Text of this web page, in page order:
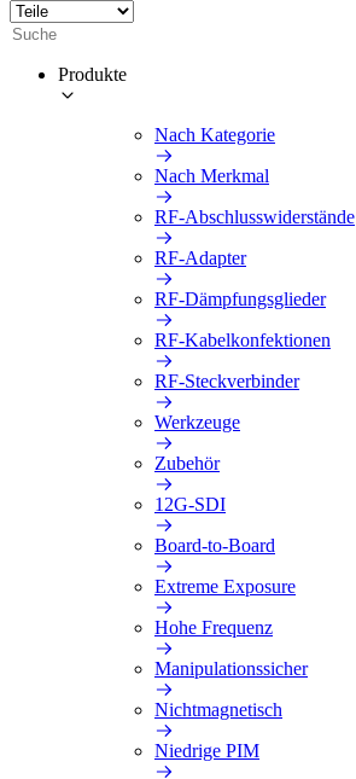
Produkte
Nach Kategorie
Nach Merkmal
RF-Abschlusswiderstände
RF-Adapter
RF-Dämpfungsglieder
RF-Kabelkonfektionen
RF-Steckverbinder
Werkzeuge
Zubehör
12G-SDI
Board-to-Board
Extreme Exposure
Hohe Frequenz
Manipulationssicher
Nichtmagnetisch
Niedrige PIM